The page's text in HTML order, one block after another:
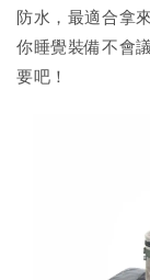
防水，最適合拿
你睡覺裝備不會
要吧！